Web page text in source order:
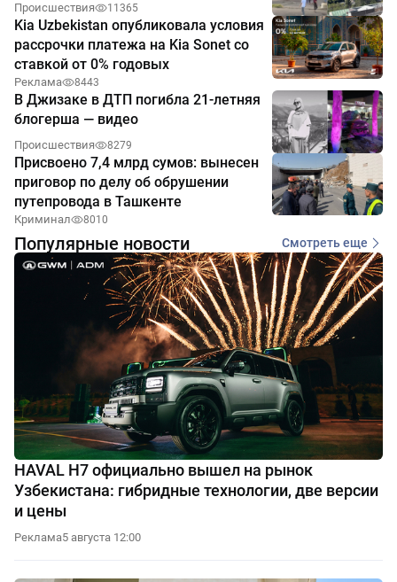
Происшествия 11365
Kia Uzbekistan опубликовала условия
рассрочки платежа на Kia Sonet со
ставкой от 0% годовых
Реклама 8443
В Джизаке в ДТП погибла 21-летняя
блогерша — видео
Происшествия 8279
Присвоено 7,4 млрд сумов: вынесен
приговор по делу об обрушении
путепровода в Ташкенте
Криминал 8010
Популярные новости Смотреть еще
HAVAL H7 официально вышел на рынок
Узбекистана: гибридные технологии, две версии
и цены
Реклама5 августа 12:00